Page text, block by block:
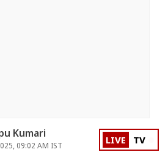
Kumari
09:02 AM IST LIVE TV